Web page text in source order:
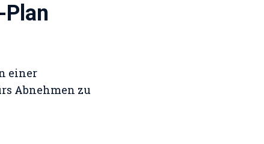
einer
Abnehmen zu